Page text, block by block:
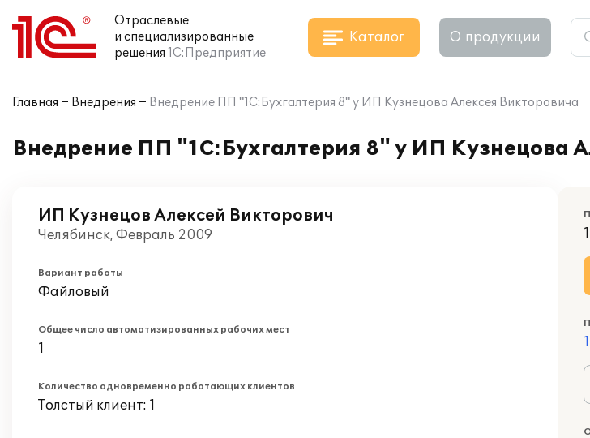
Отраслевые
и специализированные
решения 1С:Предприятие
Каталог О продукции
Главная Внедрения Внедрение ПП "1С:Бухгалтерия 8" у ИП Кузнецова Алексея Викторовича
Внедрение ПП "1С:Бухгалтерия 8" у ИП Кузнецова
ИП Кузнецов Алексей Викторович
Челябинск, Февраль 2009
Вариант работы
Файловый
Общее число автоматизированных рабочих мест
1
Количество одновременно работающих клиентов
Толстый клиент: 1